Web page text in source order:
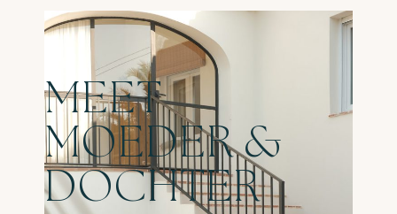
MEET
MOEDER &
DOCHTER